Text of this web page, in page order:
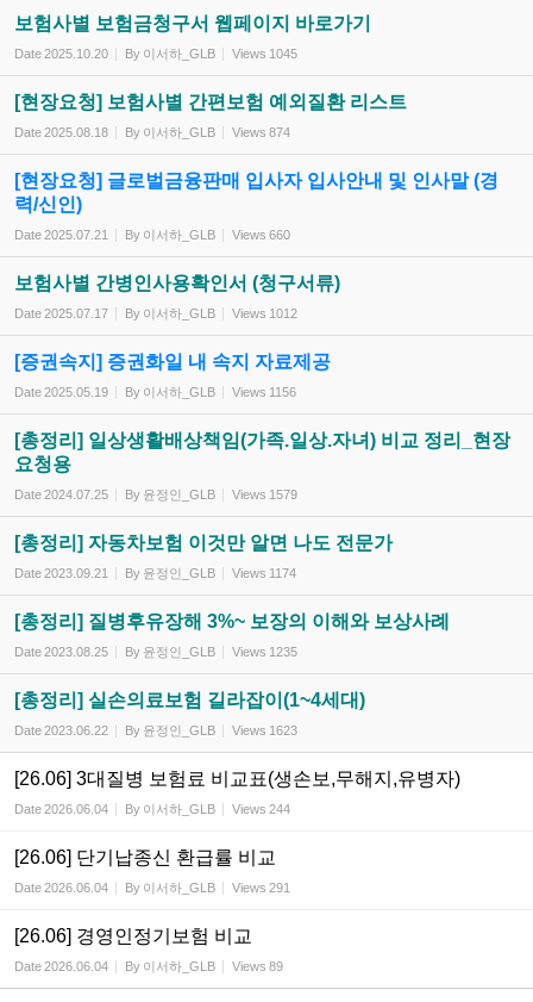
보험사별 보험금청구서 웹페이지 바로가기
Date2025.10.20 By 이서하_GLB Views 1045
[현장요청] 보험사별 간편보험 예외질환 리스트
Date2025.08.18 By 이서하_GLB Views 874
[현장요청] 글로벌금융판매 입사자 입사안내 및 인사말 (경
력/신인)
Date2025.07.21 By 이서하_GLB Views 660
보험사별 간병인사용확인서 (청구서류)
Date2025.07.17 By 이서하_GLB Views 1012
[증권속지] 증권화일 내 속지 자료제공
Date2025.05.19 By 이서하_GLB Views 1156
[총정리] 일상생활배상책임(가족.일상.자녀) 비교 정리_현장
요청용
Date2024.07.25 By 윤정인_GLB Views 1579
[총정리] 자동차보험 이것만 알면 나도 전문가
Date2023.09.21 By 윤정인_GLB Views 1174
[총정리] 질병후유장해 3%~ 보장의 이해와 보상사례
Date2023.08.25 By 윤정인_GLB Views 1235
[총정리] 실손의료보험 길라잡이(1~4세대)
Date2023.06.22 By 윤정인_GLB Views 1623
[26.06] 3대질병 보험료 비교표(생손보,무해지,유병자)
Date2026.06.04 By 이서하_GLB Views 244
[26.06] 단기납종신 환급률 비교
Date2026.06.04 By 이서하_GLB Views 291
[26.06] 경영인정기보험 비교
Date2026.06.04 By 이서하_GLB Views 89